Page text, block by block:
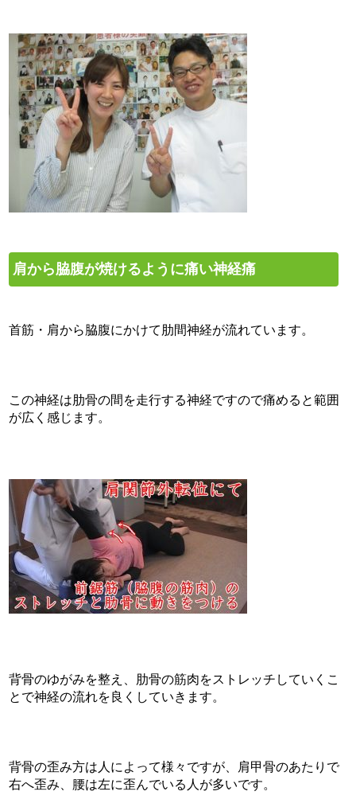
肩から脇腹が焼けるように痛い神経痛
首筋・肩から脇腹にかけて肋間神経が流れています。
この神経は肋骨の間を走行する神経ですので痛めると範囲
が広く感じます。
背骨のゆがみを整え、肋骨の筋肉をストレッチしていくこ
とで神経の流れを良くしていきます。
背骨の歪み方は人によって様々ですが、肩甲骨のあたりで
右へ歪み、腰は左に歪んでいる人が多いです。